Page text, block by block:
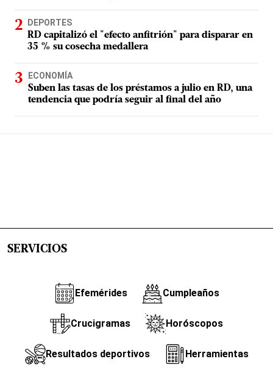
DEPORTES
RD capitalizó el "efecto anfitrión" para disparar en
35 % su cosecha medallera
ECONOMÍA
Suben las tasas de los préstamos a julio en RD, una
tendencia que podría seguir al final del año
SERVICIOS
Efemérides Cumpleaños
Crucigramas Horóscopos
Resultados deportivos Herramientas